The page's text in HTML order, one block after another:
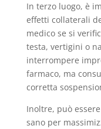
In terzo luogo, è
effetti collaterali
medico se si
testa, vertigini o
interrompere
farmaco, ma
corretta
Inoltre, può
sano per